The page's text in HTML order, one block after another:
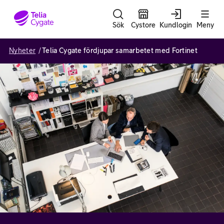
Gå till sidans innehåll
Sök Cystore Kundlogin Meny
Nyheter Telia Cygate fördjupar samarbetet med Fortinet